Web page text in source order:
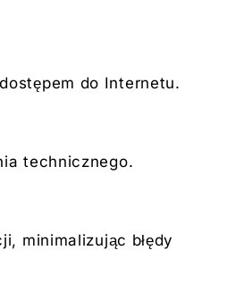
do Internetu.
technicznego.
minimalizując błędy